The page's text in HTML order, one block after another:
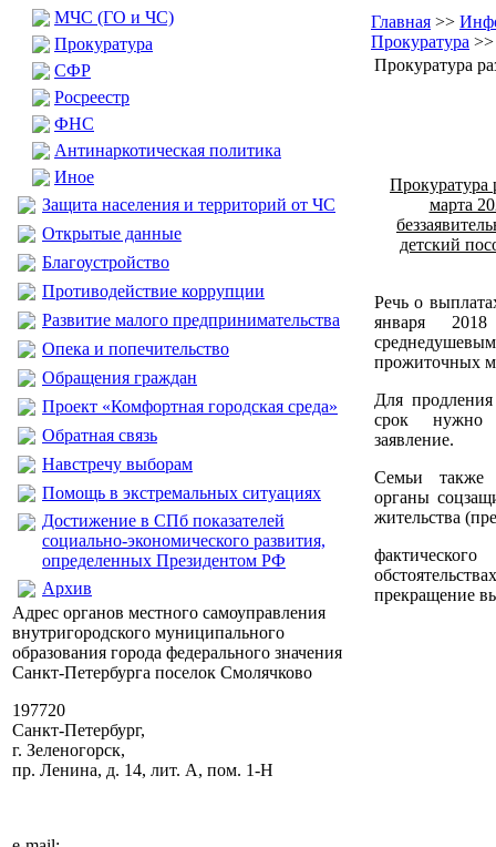
МЧС (ГО и ЧС)
Прокуратура
CФР
Росреестр
ФНС
Антинаркотическая политика
Иное
Защита населения и территорий от ЧС
Открытые данные
Благоустройство
Противодействие коррупции
Развитие малого предпринимательства
Опека и попечительство
Обращения граждан
Проект «Комфортная городская среда»
Обратная связь
Навстречу выборам
Помощь в экстремальных ситуациях
Достижение в СПб показателей
социально-экономического развития,
определенных Президентом РФ
Архив
Адрес органов местного самоуправления
внутригородского муниципального
образования города федерального значения
Санкт-Петербурга поселок Смолячково
197720
Санкт-Петербург,
г. Зеленогорск,
пр. Ленина, д. 14, лит. А, пом. 1-Н
Главная >>
Прокуратура >>
Прокуратура
Прокуратура
марта
детский
Речь о
января
прожиточных
Для
срок нужно
заявление.
Семьи также
органы
жительства
прекращение